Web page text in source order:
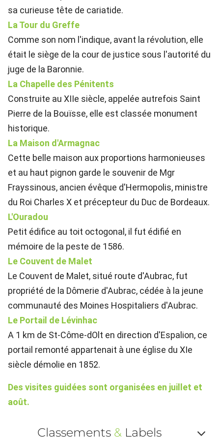
sa curieuse tête de cariatide.
La Tour du Greffe
Comme son nom l'indique, avant la révolution, elle
était le siège de la cour de justice sous l'autorité du
juge de la Baronnie.
La Chapelle des Pénitents
Construite au XIIe siècle, appelée autrefois Saint
Pierre de la Bouïsse, elle est classée monument
historique.
La Maison d'Armagnac
Cette belle maison aux proportions harmonieuses
et au haut pignon garde le souvenir de Mgr
Frayssinous, ancien évêque d'Hermopolis, ministre
du Roi Charles X et précepteur du Duc de Bordeaux.
L'Ouradou
Petit édifice au toit octogonal, il fut édifié en
mémoire de la peste de 1586.
Le Couvent de Malet
Le Couvent de Malet, situé route d'Aubrac, fut
propriété de la Dômerie d'Aubrac, cédée à la jeune
communauté des Moines Hospitaliers d'Aubrac.
Le Portail de Lévinhac
A 1 km de St-Côme-dOlt en direction d'Espalion, ce
portail remonté appartenait à une église du XIe
siècle démolie en 1852.
Des visites guidées sont organisées en juillet et
août.
Classements & Labels